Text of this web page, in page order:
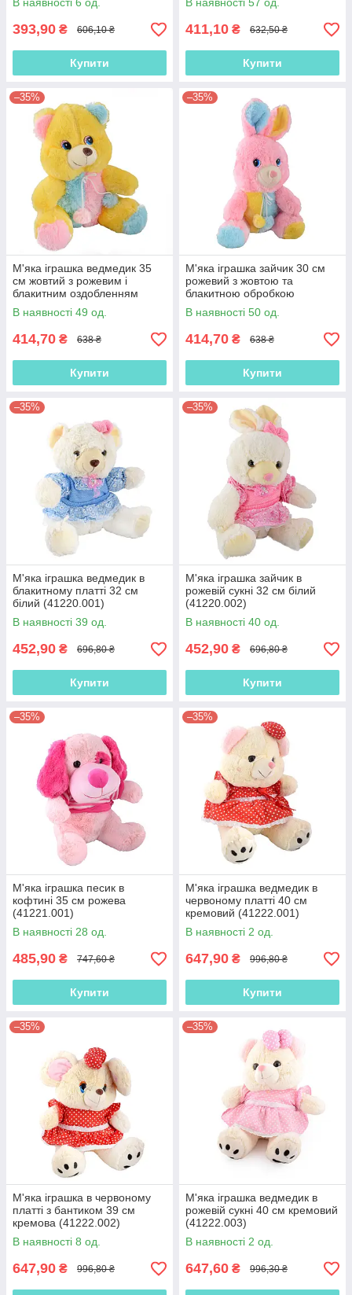
393,90 ₴ 606,10 ₴
Купити
411,10 ₴ 632,50 ₴
Купити
–35%
М'яка іграшка ведмедик 35
см жовтий з рожевим і
блакитним оздобленням
(41218.001)
В наявності 49 од.
414,70 ₴ 638 ₴
Купити
–35%
М'яка іграшка зайчик 30 см
рожевий з жовтою та
блакитною обробкою
(41218.002)
В наявності 50 од.
414,70 ₴ 638 ₴
Купити
–35%
М'яка іграшка ведмедик в
блакитному платті 32 см
білий (41220.001)
В наявності 39 од.
452,90 ₴ 696,80 ₴
Купити
–35%
М'яка іграшка зайчик в
рожевій сукні 32 см білий
(41220.002)
В наявності 40 од.
452,90 ₴ 696,80 ₴
Купити
–35%
М'яка іграшка песик в
кофтині 35 см рожева
(41221.001)
В наявності 28 од.
485,90 ₴ 747,60 ₴
Купити
–35%
М'яка іграшка ведмедик в
червоному платті 40 см
кремовий (41222.001)
В наявності 2 од.
647,90 ₴ 996,80 ₴
Купити
–35%
М'яка іграшка в червоному
платті з бантиком 39 см
кремова (41222.002)
В наявності 8 од.
647,90 ₴ 996,80 ₴
–35%
М'яка іграшка ведмедик в
рожевій сукні 40 см кремовий
(41222.003)
В наявності 2 од.
647,60 ₴ 996,30 ₴